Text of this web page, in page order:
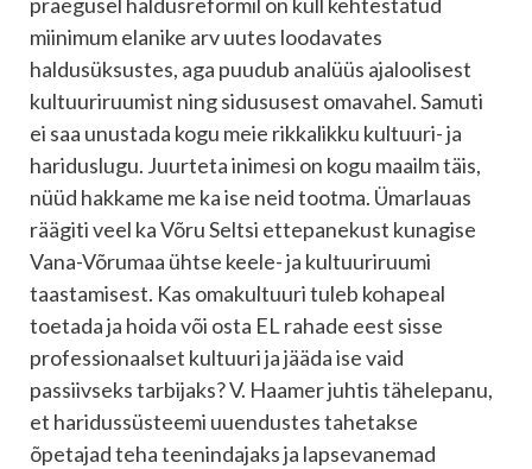
miinimum elanike arv uutes loodavates
haldusüksustes, aga puudub analüüs ajaloolisest
kultuuriruumist ning sidususest omavahel. Samuti
ei saa unustada kogu meie rikkalikku kultuuri- ja
hariduslugu. Juurteta inimesi on kogu maailm täis,
nüüd hakkame me ka ise neid tootma. Ümarlauas
räägiti veel ka Võru Seltsi ettepanekust kunagise
Vana-Võrumaa ühtse keele- ja kultuuriruumi
taastamisest. Kas omakultuuri tuleb kohapeal
toetada ja hoida või osta EL rahade eest sisse
professionaalset kultuuri ja jääda ise vaid
passiivseks tarbijaks? V. Haamer juhtis tähelepanu,
et haridussüsteemi uuendustes tahetakse
õpetajad teha teenindajaks ja lapsevanemad